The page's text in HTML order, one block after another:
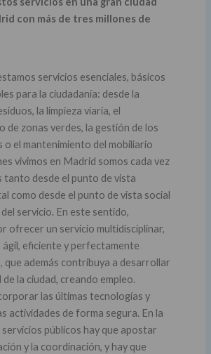
con más de tres millones de
servicios esenciales, básicos
para la ciudadanía: desde la
la limpieza viaria, el
de zonas verdes, la gestión de los
o el mantenimiento del mobiliario
vivimos en Madrid somos cada vez
tanto desde el punto de vista
como desde el punto de vista social
servicio. En este sentido,
ofrecer un servicio multidisciplinar,
eficiente y perfectamente
que además contribuya a desarrollar
la ciudad, creando empleo.
las últimas tecnologías y
actividades de forma segura. En la
públicos hay que apostar
y la coordinación, y hay que